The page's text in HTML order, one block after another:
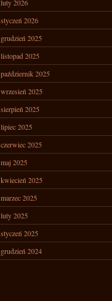
luty 2026
styczeń 2026
grudzień 2025
listopad 2025
październik 2025
wrzesień 2025
sierpień 2025
lipiec 2025
czerwiec 2025
maj 2025
kwiecień 2025
marzec 2025
luty 2025
styczeń 2025
grudzień 2024